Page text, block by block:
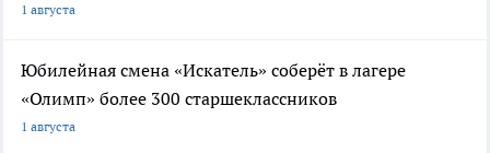
1 августа
Юбилейная смена «Искатель» соберёт в лагере
«Олимп» более 300 старшеклассников
1 августа